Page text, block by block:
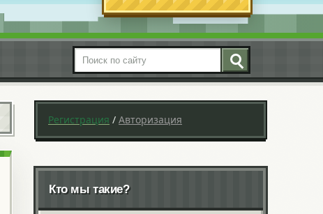
Поиск по сайту
Регистрация / Авторизация
Кто мы такие?